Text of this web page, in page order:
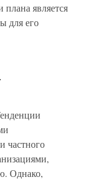
является
для его
частного
Однако,